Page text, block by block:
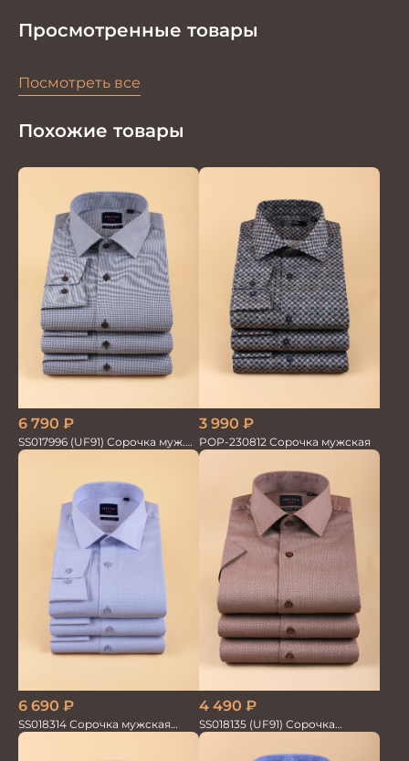
Просмотренные товары
Посмотреть все
Похожие товары
6 790 ₽
SS017996 (UF91) Сорочка муж.
GROSTYLE TRENDY
3 990 ₽
POP-230812 Сорочка мужская
6 690 ₽
SS018314 Сорочка мужская
GROSTYLE TRENDY
4 490 ₽
SS018135 (UF91) Сорочка
мужская GROSTYLE TRENDY